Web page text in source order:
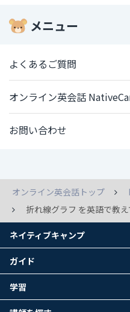
メニュー
よくあるご質問
オンライン英会話
お問い合わせ
オンライン英会話トップ
折れ線グラフ を英語で教え
ネイティブキャンプ
ガイド
学習